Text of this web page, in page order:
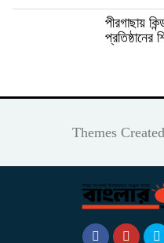
পীরগাছায়
প্রতিষ্ঠানের
Themes